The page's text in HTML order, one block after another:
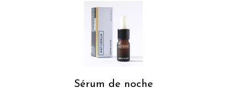
Sérum de noche